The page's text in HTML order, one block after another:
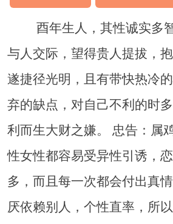
好
酉年生人，其性诚实多
与人交际，望得贵人提拔，
遂捷径光明，且有带快热冷
弃的缺点，对自己不利的时
利而生大财之嫌。 忠告：属
性女性都容易受异性引诱，
多，而且每一次都会付出真
厌依赖别人，个性直率，所